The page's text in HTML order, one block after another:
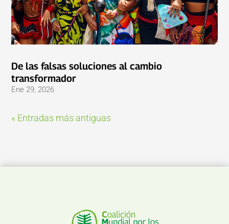
De las falsas soluciones al cambio
transformador
Ene 29, 2026
« Entradas más antiguas